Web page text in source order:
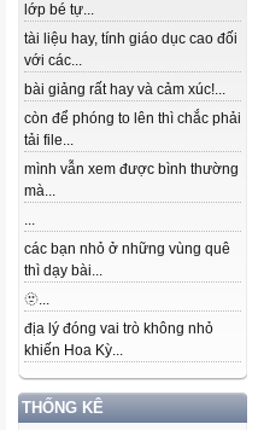
lớp bé tự...
tài liệu hay, tính giáo dục cao đối
với các...
bài giảng rất hay và cảm xúc!...
còn để phóng to lên thì chắc phải
tải file...
mình vẫn xem được bình thường
mà...
...
các bạn nhỏ ở những vùng quê
thì dạy bài...
🫥...
địa lý đóng vai trò không nhỏ
khiến Hoa Kỳ...
THỐNG KÊ